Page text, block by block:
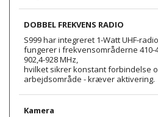
DOBBEL FREKVENS RADIO
S999 har integreret 1-Watt UHF-
fungerer i frekvensområderne 410-
902,4-928 MHz,
hvilket sikrer konstant forbindelse
arbejdsområde - kræver aktivering.
Kamera